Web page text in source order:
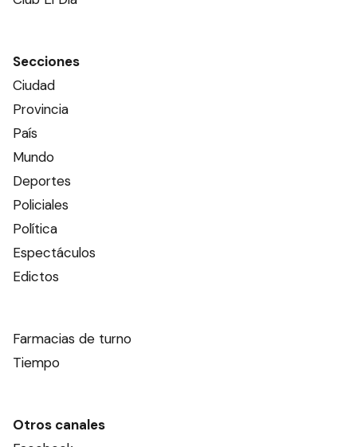
Secciones
Ciudad
Provincia
País
Mundo
Deportes
Policiales
Política
Espectáculos
Edictos
Farmacias de turno
Tiempo
Otros canales